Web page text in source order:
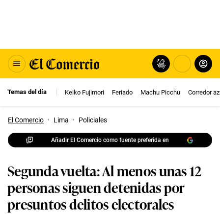
Temas del día Keiko Fujimori Feriado Machu Picchu Corredor
El Comercio · Lima · Policiales
Añadir El Comercio como fuente preferida en
Segunda vuelta: Al menos unas 12
personas siguen detenidas por
presuntos delitos electorales